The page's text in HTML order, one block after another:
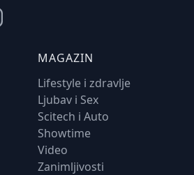
MAGAZIN
Lifestyle i zdravlje
Ljubav i Sex
Scitech i Auto
Showtime
Video
Zanimljivosti